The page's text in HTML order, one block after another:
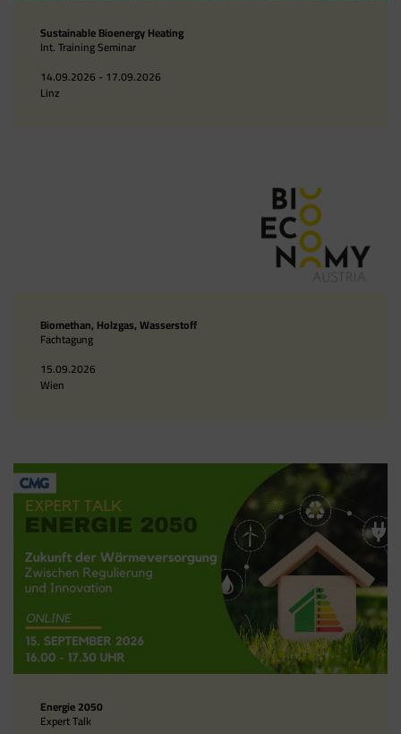
Sustainable Bioenergy Heating
Int. Training Seminar
14.09.2026 - 17.09.2026
Linz
Biomethan, Holzgas, Wasserstoff
Fachtagung
15.09.2026
Wien
Energie 2050
Expert Talk